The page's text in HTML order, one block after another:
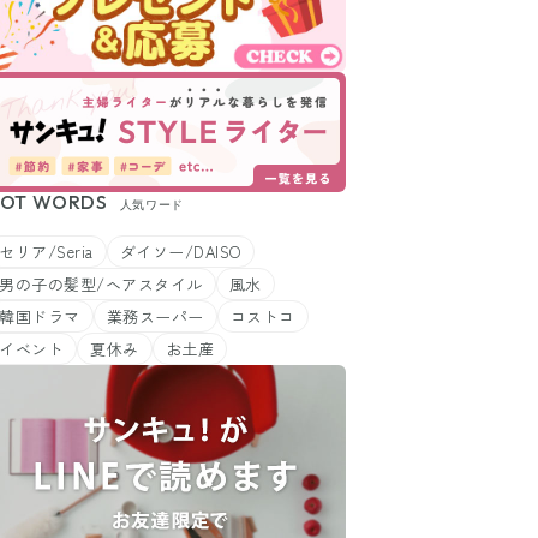
WORDS 人気ワード
セリア/Seria
ダイソー/DAISO
男の子の髪型/ヘアスタイル
風水
韓国ドラマ
業務スーパー
コストコ
イベント
夏休み お土産